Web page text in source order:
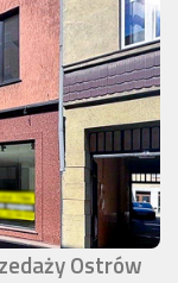
Ostrów